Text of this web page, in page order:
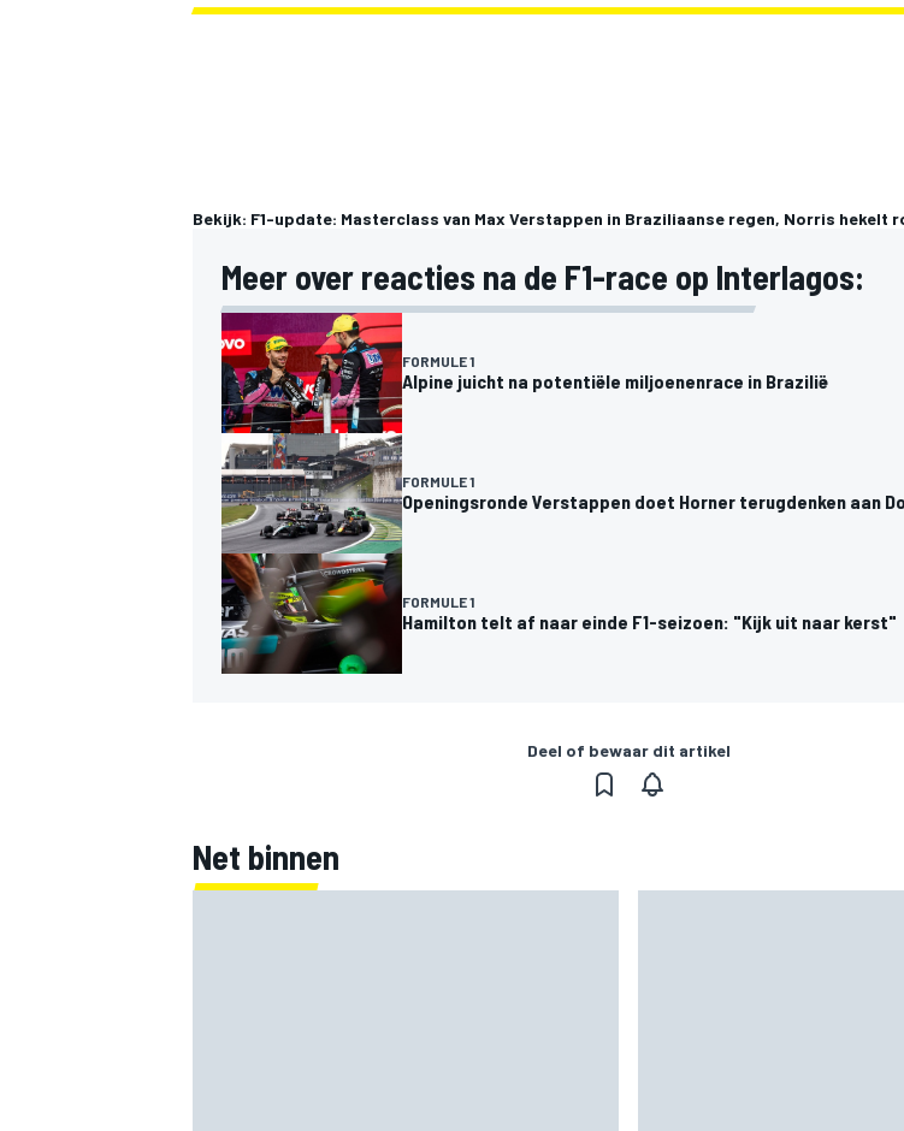
Bekijk: F1-update: Masterclass van Max Verstappen in Braziliaanse regen, Norris hekelt
Meer over reacties na de F1-race op Interlagos:
FORMULE 1
Alpine juicht na potentiële miljoenenrace in Brazilië
FORMULE 1
Openingsronde Verstappen doet Horner terugdenken aan
FORMULE 1
Hamilton telt af naar einde F1-seizoen: "Kijk uit naar kerst"
Deel of bewaar dit artikel
Net binnen